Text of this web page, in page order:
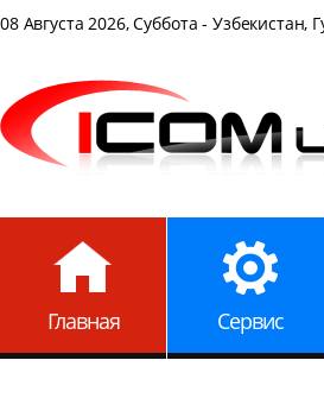
08 Августа 2026, Суббота - Узбекистан,
Главная Сервис